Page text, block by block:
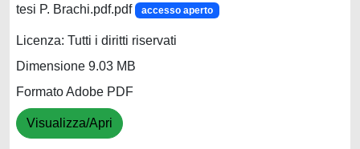
tesi P. Brachi.pdf.pdf accesso aperto
Licenza: Tutti i diritti riservati
Dimensione 9.03 MB
Formato Adobe PDF
Visualizza/Apri